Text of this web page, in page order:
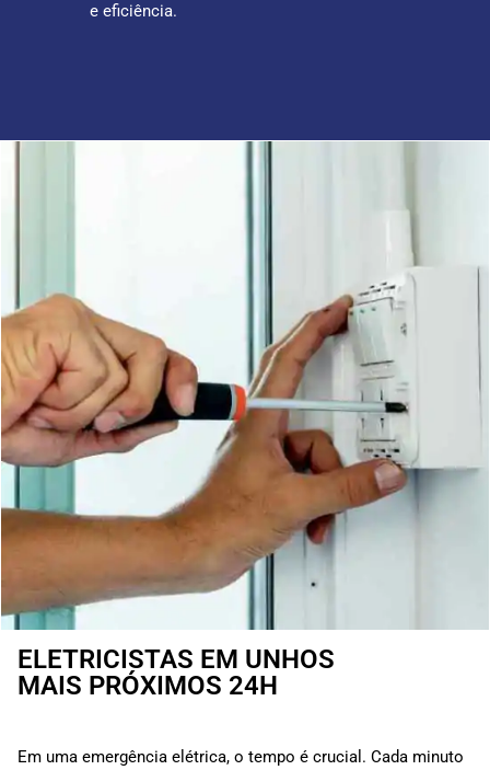
e eficiência.
ELETRICISTAS EM UNHOS
MAIS PRÓXIMOS 24H
Em uma emergência elétrica, o tempo é crucial. Cada minuto